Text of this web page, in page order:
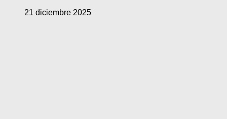
21 diciembre 2025